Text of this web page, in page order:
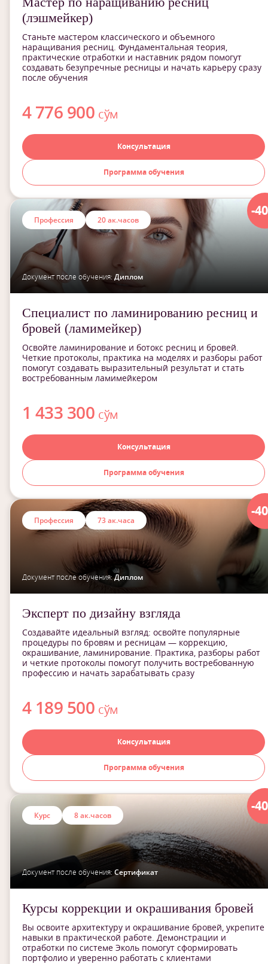
(лэшмейкер)
Станьте мастером классического и объемного
наращивания ресниц. Фундаментальная теория,
практические отработки и наставник рядом помогут
создавать безупречные ресницы и начать карьеру сразу
после обучения
4 776 900 сўм
Консультация
Программа обучения
-
Профессия 20 ак.часов
Документ после обучения: Диплом
Специалист по ламинированию ресниц и
бровей (ламимейкер)
Освойте ламинирование и ботокс ресниц и бровей.
Четкие протоколы, практика на моделях и разборы работ
помогут создавать выразительный результат и стать
востребованным ламимейкером
1 433 300 сўм
Консультация
Программа обучения
-
Профессия 73 ак.часа
Документ после обучения:Диплом
Эксперт по дизайну взгляда
Создавайте идеальный взгляд: освойте популярные
процедуры по бровям и ресницам — коррекцию,
окрашивание, ламинирование. Практика, разборы работ
и четкие протоколы помогут получить востребованную
профессию и начать зарабатывать сразу
4 189 500 сўм
Консультация
Программа обучения
-
Курс 8 ак.часов
Документ после обучения: Сертификат
Курсы коррекции и окрашивания бровей
Вы освоите архитектуру и окрашивание бровей, укрепите
навыки в практической работе. Демонстрации и
отработки по системе Эколь помогут сформировать
портфолио и уверенно работать с клиентами